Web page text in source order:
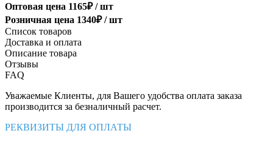
Оптовая цена 1165₽ /шт
Розничная цена 1340₽ /шт
Список товаров
Доставка и оплата
Описание товара
Отзывы
FAQ
Уважаемые Клиенты, для Вашего удобства оплата заказа
производится за безналичный расчет.
РЕКВИЗИТЫ ДЛЯ ОПЛАТЫ